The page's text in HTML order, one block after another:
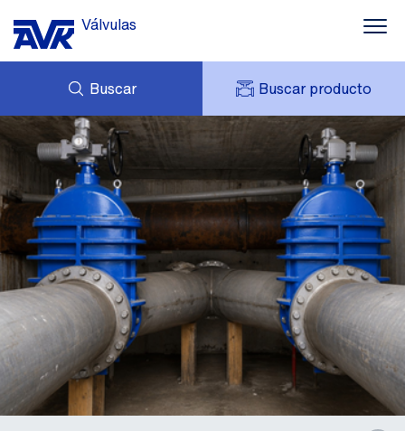
Válvulas
Buscar Buscar producto
NOTICIAS
DESCARGAS
CASOS DE ÉXITO
CONTACTO
PRESTO
CONSULTAS
MI AVK
AVK HOLDING (GROUP)
TARIFA DE PRECIOS